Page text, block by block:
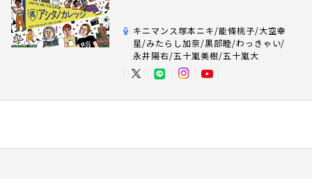
キニマンス塚本ニキ/能條桃子/大空幸
星/みたらし加奈/黒部睦/わっきゃい/
永井陽右/五十嵐美樹/五十嵐大